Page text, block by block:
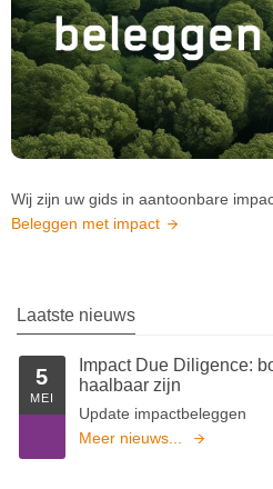
Wij zijn uw gids in aantoonbare
Beleggen met impact
Laatste nieuws
5
MEI
Impact Due Diligence:
haalbaar zijn
Update impactbeleggen
Meer nieuws...